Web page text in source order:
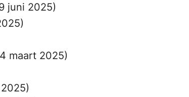
juni 2025)
maart 2025)